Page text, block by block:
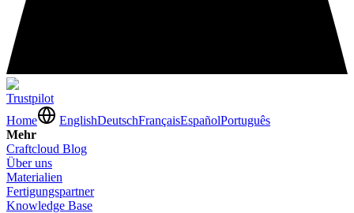
Trustpilot
Home
EnglishDeutschFrançaisEspañolPortuguês
Mehr
Craftcloud Blog
Über uns
Materialien
Fertigungspartner
Knowledge Base